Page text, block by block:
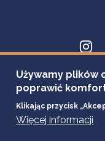
Używamy plików
poprawić
Klikając przycisk
Więcej informacji